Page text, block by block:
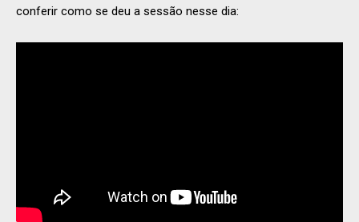
conferir como se deu a sessão nesse dia: